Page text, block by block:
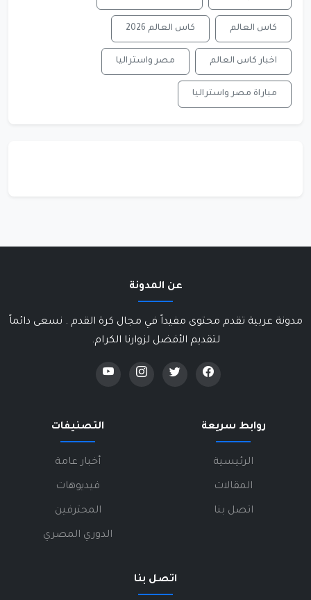
كاس العالم كاس العالم 2026
اخبار كاس العالم مصر واستراليا
مباراة مصر واستراليا
عن المدونة
مدونة عربية تقدم محتوى مفيداً في مجال كرة القدم . نسعى دائماً
لتقديم الأفضل لزوارنا الكرام.
روابط سريعة
الرئيسية
المقالات
اتصل بنا
التصنيفات
أخبار عامة
فيديوهات
المحترفين
الدوري المصري
اتصل بنا